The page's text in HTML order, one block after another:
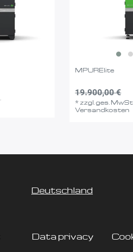
MPURElite
19.900,00 €
* zzgl. ges. MwSt.
Versandkosten
Deutschland
Data privacy